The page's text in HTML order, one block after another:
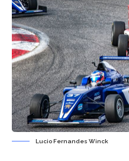
Lucio Fernandes Winck